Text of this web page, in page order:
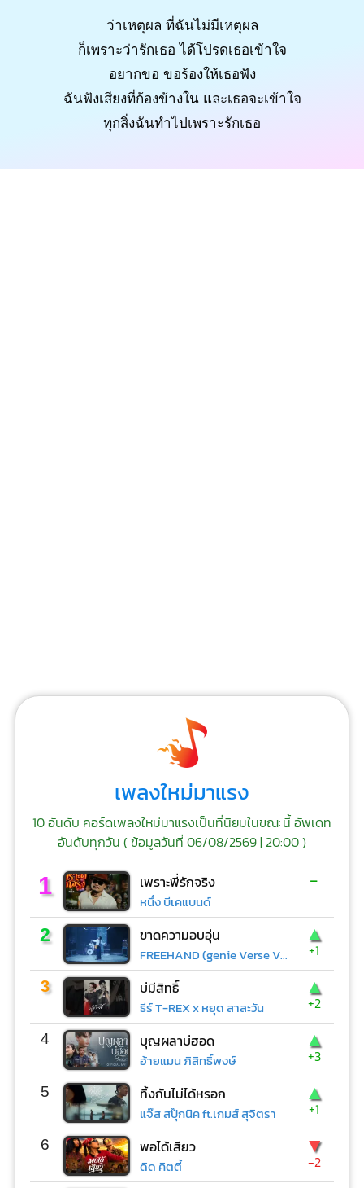
ว่าเหตุผล ที่ฉันไม่มีเหตุผล
ก็เพราะว่ารักเธอ ได้โปรดเธอเข้าใจ
อยากขอ ขอร้องให้เธอฟัง
ฉันฟังเสียงที่ก้องข้างใน และเธอจะเข้าใจ
ทุกสิ่งฉันทําไปเพราะรักเธอ
เพลงใหม่มาแรง
10 อันดับ คอร์ดเพลงใหม่มาแรงเป็นที่นิยมในขณะนี้ อัพเดท
อันดับทุกวัน (ข้อมูลวันที่ 06/08/2569 | 20:00)
1 เพราะพี่รักจริง
หนึ่ง บีเคแบนด์
-
2 ขาดความอบอุ่น
FREEHAND (genie Verse Vol.1)
▲
+1
3 บ่มีสิทธิ์
ธีร์ T-REX x หยุด สาละวัน
▲
+2
4 บุญผลาบ่ฮอด
อ้ายแมน ภิสิทธิ์พงษ์
▲
+3
5 ทิ้งกันไม่ได้หรอก
แจ๊ส สปุ๊กนิค ft.เกมส์ สุจิตรา
▲
+1
6 พอได้เสียว
ดิด คิตตี้
▼
-2